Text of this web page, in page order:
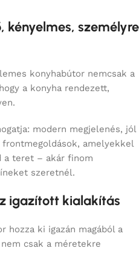
kényelmes, személyre
konyhabútor nemcsak a
a konyha rendezett,
modern megjelenés, jól
amelyekkel
a teret – akár finom
szeretnél.
igazított kialakítás
hozza ki igazán magából a
csak a méretekre